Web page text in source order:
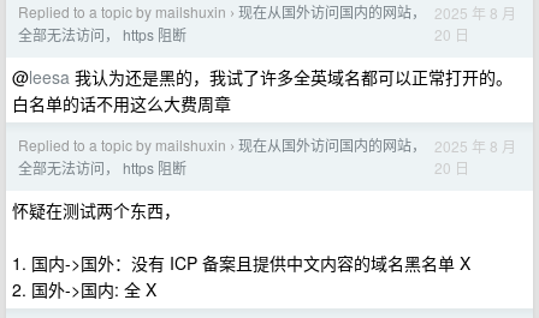
Replied to a topic by mailshuxin › 现在从国外访问国内的网站，
全部无法访问， https 阻断
2025 年 8 月
20 日
@leesa 我认为还是黑的，我试了许多全英域名都可以正常打开的。
白名单的话不用这么大费周章
Replied to a topic by mailshuxin › 现在从国外访问国内的网站，
全部无法访问， https 阻断
2025 年 8 月
20 日
怀疑在测试两个东西，
1. 国内->国外：没有 ICP 备案且提供中文内容的域名黑名单 X
2. 国外->国内: 全 X